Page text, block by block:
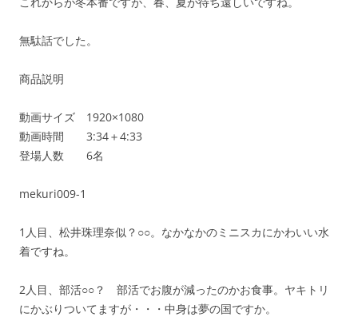
無駄話でした。
商品説明
動画サイズ 1920×1080
動画時間 3:34＋4:33
登場人数 6名
mekuri009-1
1人目、松井珠理奈似？○○。なかなかのミニスカにかわいい水
着ですね。
2人目、部活○○？ 部活でお腹が減ったのかお食事。ヤキトリ
にかぶりついてますが・・・中身は夢の国ですか。